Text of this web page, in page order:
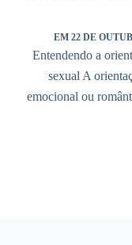
EM 22 DE
Entendendo a
sexual A
emocional ou